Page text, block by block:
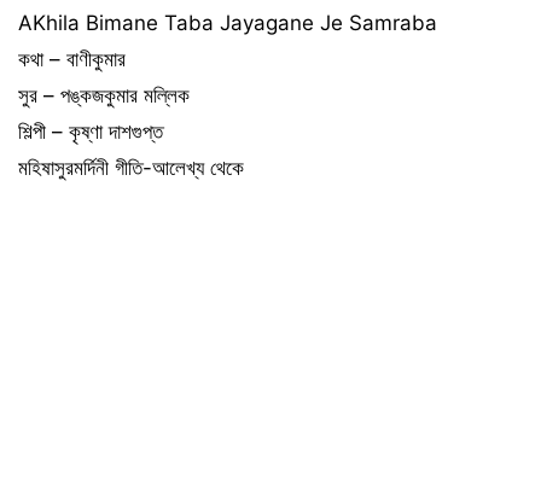
AKhila Bimane Taba Jayagane Je Samraba
কথা – বাণীকুমার
সুর – পঙ্কজকুমার মল্লিক
শিল্পী – কৃষ্ণা দাশগুপ্ত
মহিষাসুরমর্দিনী গীতি-আলেখ্য থেকে